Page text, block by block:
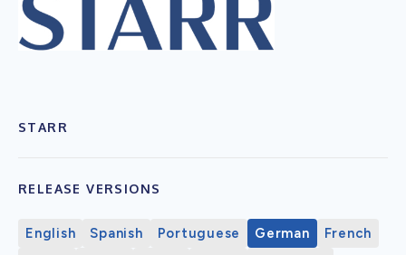
STARR
RELEASE VERSIONS
English Spanish Portuguese German
French